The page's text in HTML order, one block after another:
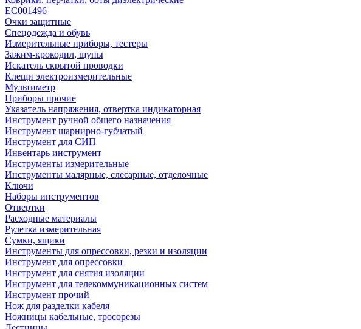
EC001496
Очки защитные
Спецодежда и обувь
Измерительные приборы, тестеры
Зажим-крокодил, щупы
Искатель скрытой проводки
Клещи электроизмерительные
Мультиметр
Приборы прочие
Указатель напряжения, отвертка индикаторная
Инструмент ручной общего назначения
Инструмент шарнирно-губчатый
Инструмент для СИП
Инвентарь инструмент
Инструменты измерительные
Инструменты малярные, слесарные, отделочные
Ключи
Наборы инструментов
Отвертки
Расходные материалы
Рулетка измерительная
Сумки, ящики
Инструменты для опрессовки, резки и изоляции
Инструмент для опрессовки
Инструмент для снятия изоляции
Инструмент для телекоммуникационных систем
Инструмент прочий
Нож для разделки кабеля
Ножницы кабельные, тросорезы